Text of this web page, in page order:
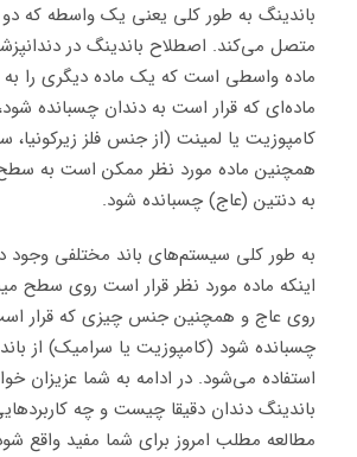
باندینگ به طور کلی یعنی یک واسطه که دو
متصل می‌کند. اصطلاح باندینگ در
ماده واسطی است که یک ماده دیگری را
ماده‌ای که قرار است به دندان چسبانده
کامپوزیت یا لمینت (از جنس فلز
همچنین ماده مورد نظر ممکن است به سطح
به دنتین (عاج) چسبانده شود.
به طور کلی سیستم‌های باند مختلفی وجود
اینکه ماده مورد نظر قرار است روی سطح
روی عاج و همچنین جنس چیزی که قرار
چسبانده شود (کامپوزیت یا سرامیک) از
استفاده می‌شود. در ادامه به شما عزیزان
باندینگ دندان دقیقا چیست و چه
مطالعه مطلب امروز برای شما مفید واقع